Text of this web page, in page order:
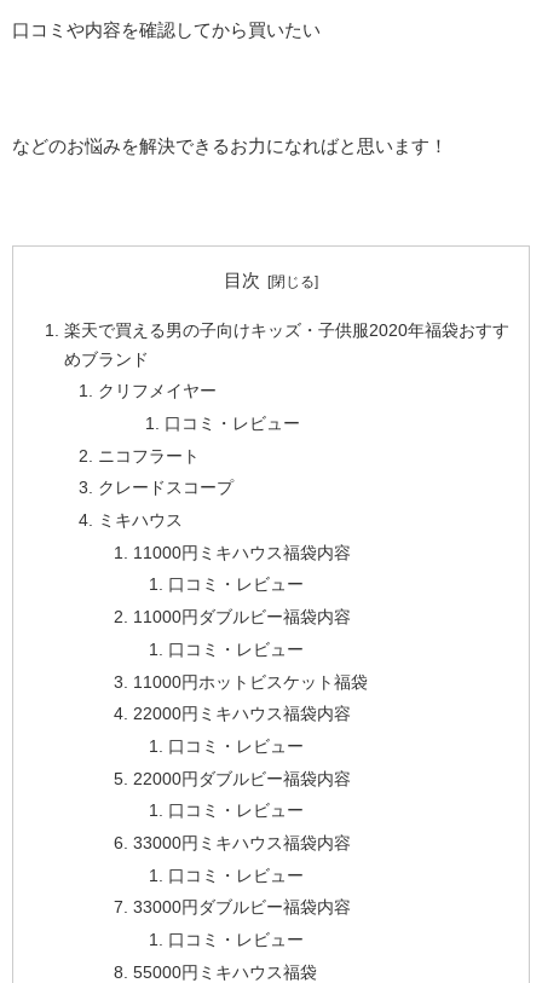
口コミや内容を確認してから買いたい
などのお悩みを解決できるお力になればと思います！
目次
楽天で買える男の子向けキッズ・子供服2020年福袋おすす
めブランド
クリフメイヤー
口コミ・レビュー
ニコフラート
クレードスコープ
ミキハウス
11000円ミキハウス福袋内容
口コミ・レビュー
11000円ダブルビー福袋内容
口コミ・レビュー
11000円ホットビスケット福袋
22000円ミキハウス福袋内容
口コミ・レビュー
22000円ダブルビー福袋内容
口コミ・レビュー
33000円ミキハウス福袋内容
口コミ・レビュー
33000円ダブルビー福袋内容
口コミ・レビュー
55000円ミキハウス福袋